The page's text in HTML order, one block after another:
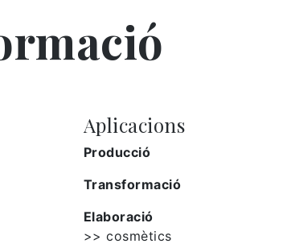
Aplicacions
Producció
Transformació
Elaboració
>> cosmètics